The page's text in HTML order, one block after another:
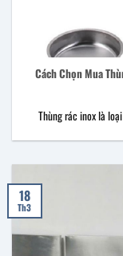
Cách Chọn Mua
Thùng rác inox là
18
Th3